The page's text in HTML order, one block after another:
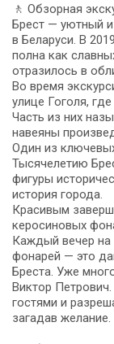
🚶 Обзорная
Брест — уютный и
в Беларуси. В
полна как
отразилось в
Во время
улице Гоголя,
Часть из них
навеяны
Один из
Тысячелетию
фигуры
история города.
Красивым
керосиновых
Каждый вечер на
фонарей — это
Бреста. Уже
Виктор
гостями и
загадав желание.